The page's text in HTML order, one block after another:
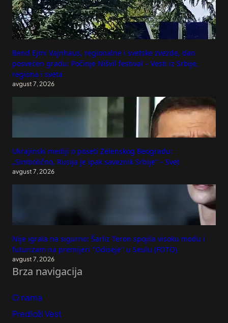
Bend Ejmi Vajnhaus, regionalne i svetske zvezde, dan
posvećen gradu: Počinje Nišvil festival – Vesti iz Srbije,
regiona i sveta
avgust 7, 2026
Ukrajinski mediji o poseti Zelenskog Beogradu:
„Simbolično, Rusija je ipak saveznik Srbije“ – Svet
avgust 7, 2026
Nije igrala na sigurno: Šarliz Teron spojila visoku modu i
futurizam na premijeri "Odiseje" u Seulu (FOTO)
avgust 7, 2026
Brza navigacija
O nama
Predloži Vest